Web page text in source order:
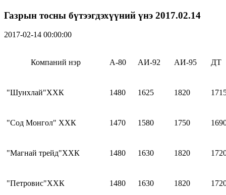
Газрын тосны бүтээгдэхүүний үнэ 2017.02.14
2017-02-14 00:00:00
Компаний нэр А-80 АИ-92 АИ-95 ДТ
"Шунхлай"ХХК 1480 1625 1820
"Сод Монгол" ХХК 1470 1580 1750
"Магнай трейд"ХХК 1480 1630 1820
"Петровис"ХХК 1480 1630 1820